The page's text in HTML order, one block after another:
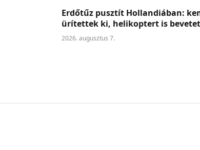
Erdőtűz pusztít Hollandiában:
ürítettek ki, helikoptert is
2026. augusztus 7.